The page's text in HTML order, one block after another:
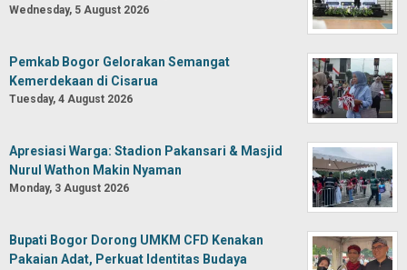
Wednesday, 5 August 2026
Pemkab Bogor Gelorakan Semangat
Kemerdekaan di Cisarua
Tuesday, 4 August 2026
Apresiasi Warga: Stadion Pakansari & Masjid
Nurul Wathon Makin Nyaman
Monday, 3 August 2026
Bupati Bogor Dorong UMKM CFD Kenakan
Pakaian Adat, Perkuat Identitas Budaya